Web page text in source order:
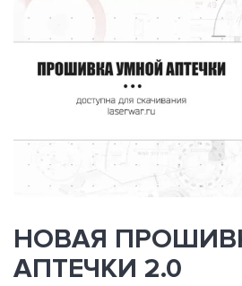
НОВАЯ
АПТЕЧКИ 2.0